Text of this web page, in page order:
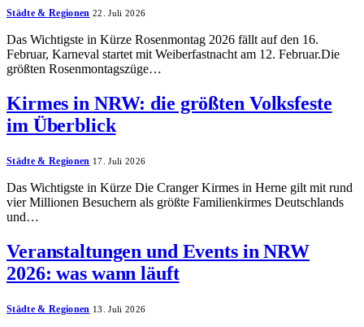
Städte & Regionen 22. Juli 2026
Das Wichtigste in Kürze Rosenmontag 2026 fällt auf den 16.
Februar, Karneval startet mit Weiberfastnacht am 12. Februar.Die
größten Rosenmontagszüge…
Kirmes in NRW: die größten Volksfeste
im Überblick
Städte & Regionen 17. Juli 2026
Das Wichtigste in Kürze Die Cranger Kirmes in Herne gilt mit rund
vier Millionen Besuchern als größte Familienkirmes Deutschlands
und…
Veranstaltungen und Events in NRW
2026: was wann läuft
Städte & Regionen 13. Juli 2026